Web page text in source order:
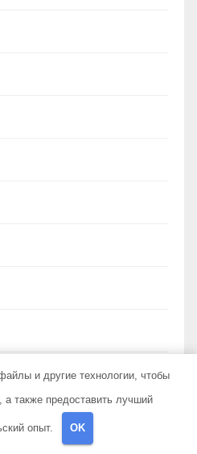
и другие технологии, чтобы
а также предоставить лучший
опыт. OK